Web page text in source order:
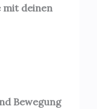
mit deinen
Bewegung